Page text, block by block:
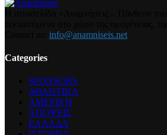
info@anamniseis.net
Categories
SPONSORS
ΑΘΛΗΤΙΚΑ
ΑΜΕΡΙΚΗ
ΑΠΟΨΕΙΣ
ΕΛΛΑΔΑ